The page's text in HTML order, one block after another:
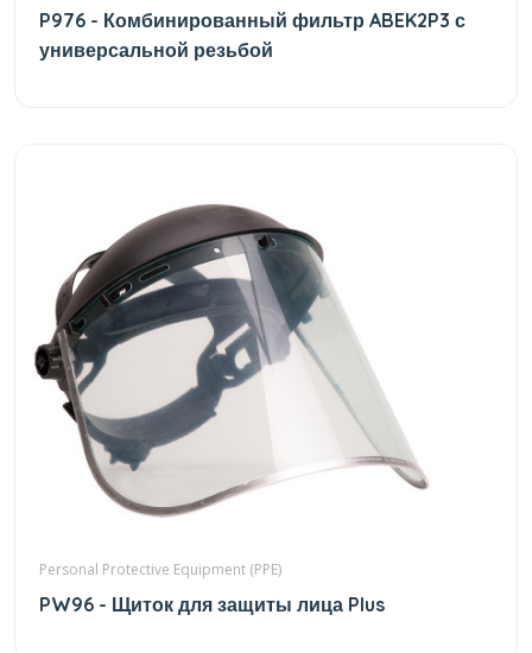
P976 - Комбинированный фильтр ABEK2P3 с
универсальной резьбой
Personal Protective Equipment (PPE)
PW96 - Щиток для защиты лица Plus